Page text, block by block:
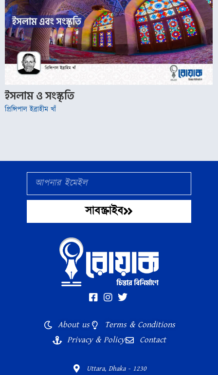
ইসলাম ও সংস্কৃতি
প্রিন্সিপাল ইব্রাহীম খাঁ
Email
সাবস্ক্রাইব
About us
Terms & Conditions
Privacy & Policy
Contact
Uttara, Dhaka - 1230